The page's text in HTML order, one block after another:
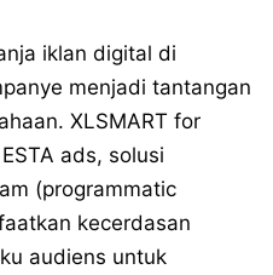
iklan digital di
menjadi tantangan
XLSMART for
ads, solusi
(programmatic
kecerdasan
audiens untuk